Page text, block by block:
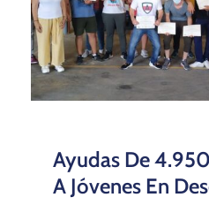
Ayudas De
A Jóvenes En